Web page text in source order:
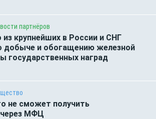
партнёров
из крупнейших в России и СНГ
добыче и обогащению железной
государственных наград
не сможет получить
через МФЦ